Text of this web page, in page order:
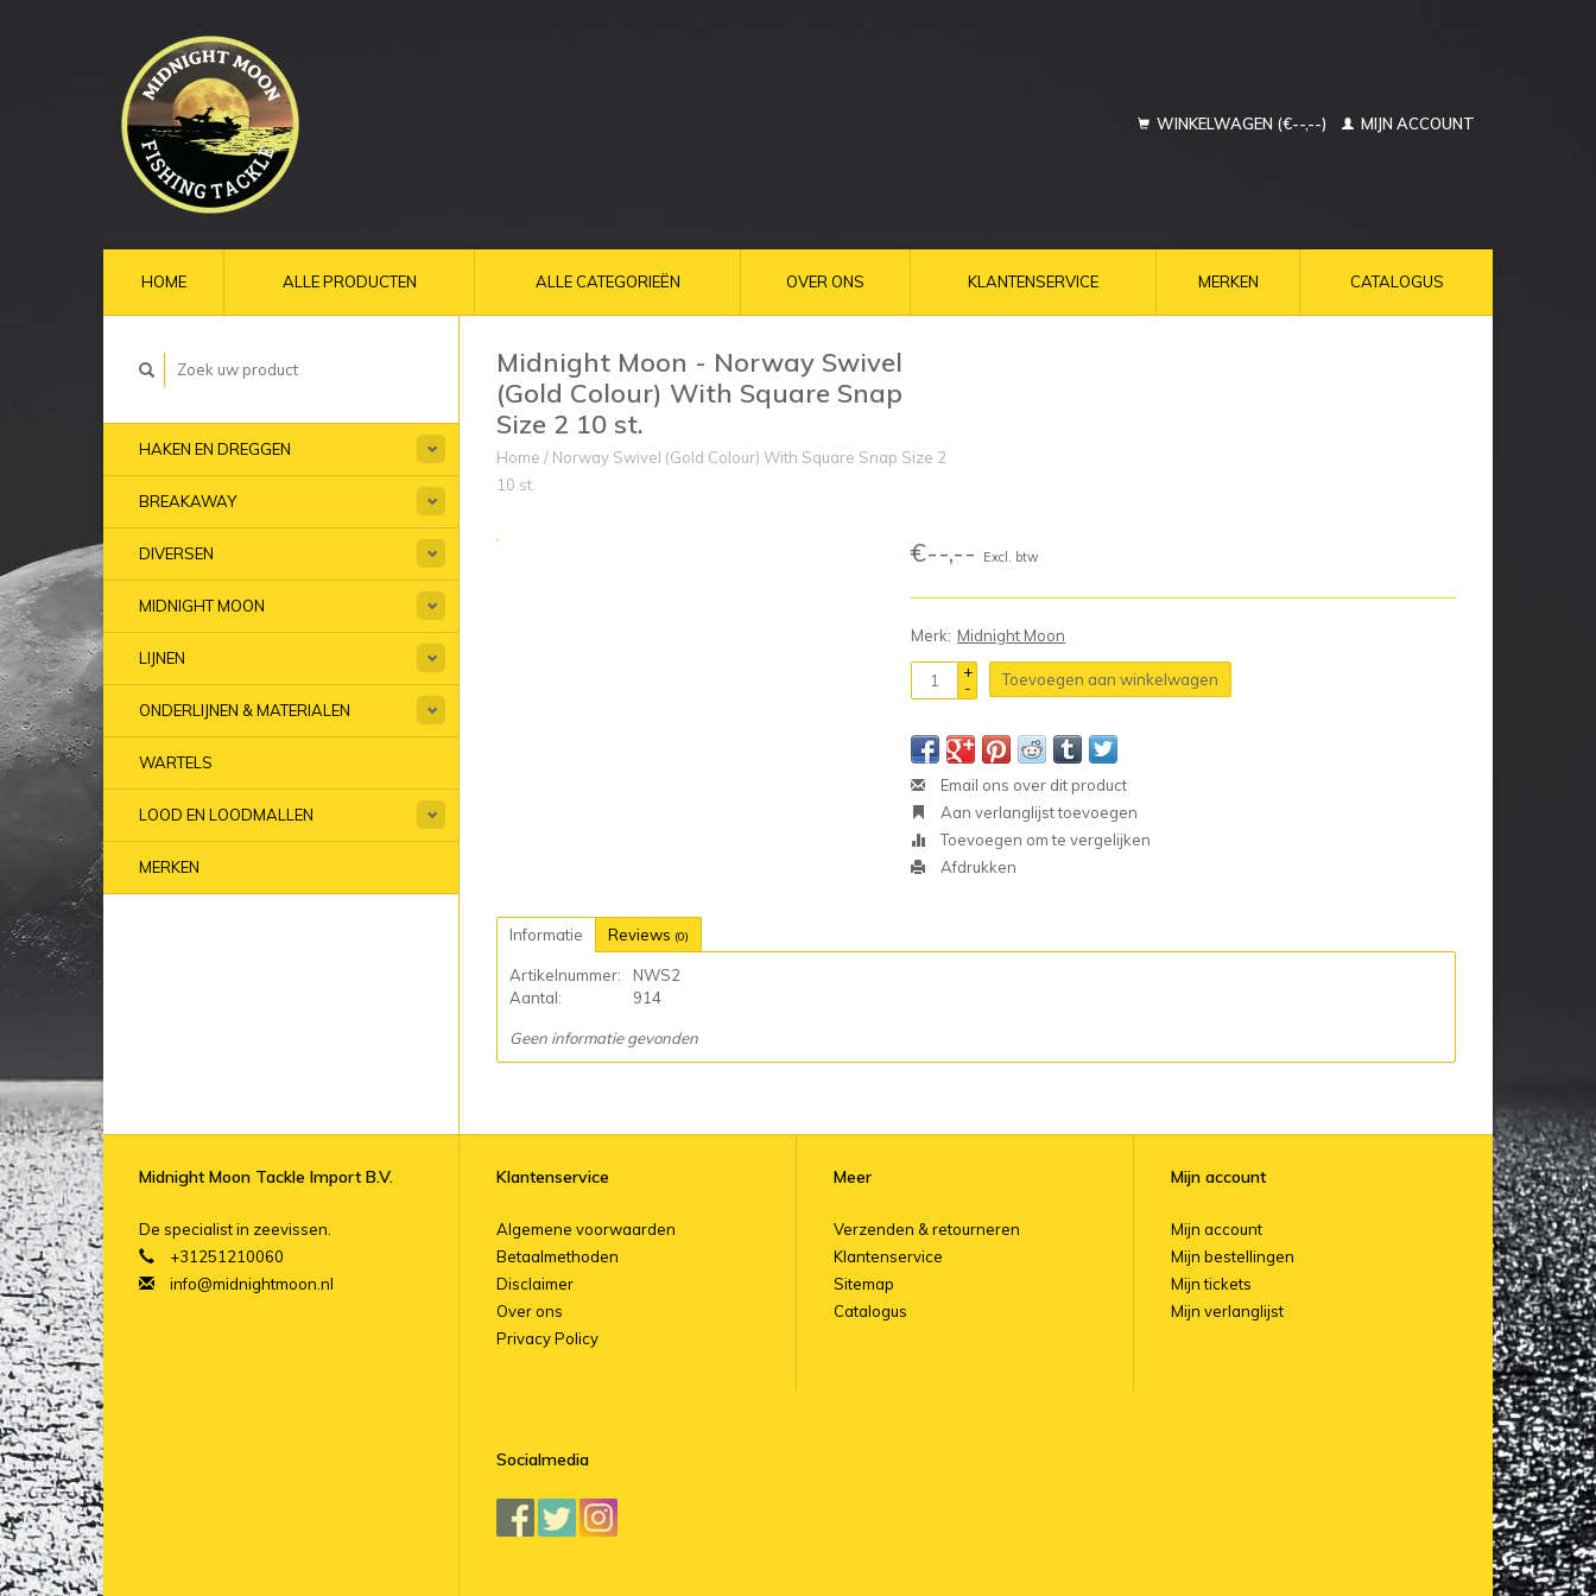
WINKELWAGEN (€--,--) MIJN ACCOUNT
HOME ALLE PRODUCTEN ALLE CATEGORIEËN OVER ONS KLANTENSERVICE MERKEN CATALOGUS
HAKEN EN DREGGEN
BREAKAWAY
DIVERSEN
MIDNIGHT MOON
LIJNEN
ONDERLIJNEN & MATERIALEN
WARTELS
LOOD EN LOODMALLEN
MERKEN
Midnight Moon - Norway Swivel
(Gold Colour) With Square Snap
Size 2 10 st.
Home / Norway Swivel (Gold Colour) With Square Snap Size 2
10 st.
€--,-- Excl. btw
Merk: Midnight Moon
+
-
Toevoegen aan winkelwagen
Email ons over dit product
Aan verlanglijst toevoegen
Toevoegen om te vergelijken
Afdrukken
Informatie Reviews (0)
Artikelnummer:
NWS2
Aantal:
914
Geen informatie gevonden
Midnight Moon Tackle Import B.V.
De specialist in zeevissen.
+31251210060
info@midnightmoon.nl
Klantenservice
Algemene voorwaarden
Betaalmethoden
Disclaimer
Over ons
Privacy Policy
Meer
Verzenden & retourneren
Klantenservice
Sitemap
Catalogus
Mijn account
Mijn account
Mijn bestellingen
Mijn tickets
Mijn verlanglijst
Socialmedia